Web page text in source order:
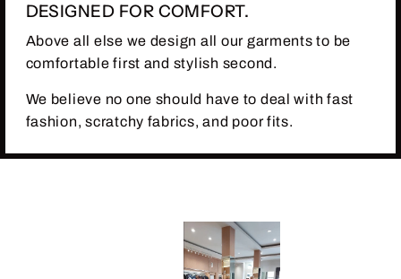
DESIGNED FOR COMFORT.
Above all else we design all our garments to be
comfortable first and stylish second.
We believe no one should have to deal with fast
fashion, scratchy fabrics, and poor fits.